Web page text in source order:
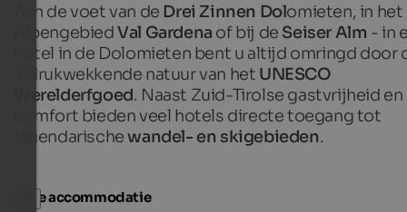
Aan de voet van de Drei Zinnen Dolomieten, in het
AlpengebiedVal Gardena of bij de Seiser Alm - in
hotel in de Dolomieten bent u altijd omringd door
indrukwekkende natuur van het UNESCO
Werelderfgoed. Naast Zuid-Tirolse gastvrijheid en
comfort bieden veel hotels directe toegang tot
legendarischewandel- en skigebieden.
Type accommodatie